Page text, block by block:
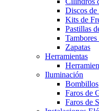
Discos de
Kits de
Pastillas
Zapatas
Herramientas
Iluminación
Bombillos
Faros de
Faros de